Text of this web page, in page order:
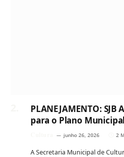
PLANEJAMENTO:
para o Plano
junho 26, 2026 2
A Secretaria Municipal de